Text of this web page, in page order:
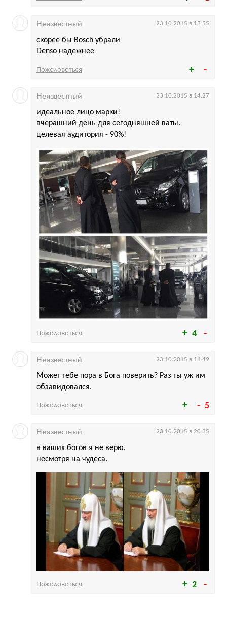
скорее бы Bosch убрали
Denso надежнее
Неизвестный 23.10.2015 в 13:55
Пожаловаться
4
идеальное лицо марки!
вчерашний день для сегодняшней ваты.
целевая аудитория - 90%!
Неизвестный 23.10.2015 в 14:27
Пожаловаться
5
Может тебе пора в Бога поверить? Раз ты уж им
обзавидовался.
Неизвестный 23.10.2015 в 18:49
Пожаловаться
2
в ваших богов я не верю.
несмотря на чудеса.
Неизвестный 23.10.2015 в 20:35
Пожаловаться